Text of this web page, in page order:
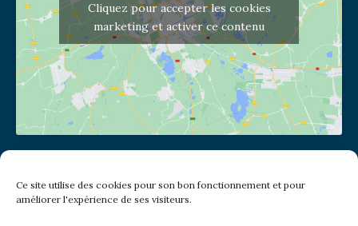
Ce site utilise des cookies pour son bon fonctionnement et pour
améliorer l'expérience de ses visiteurs.
Cliquez pour accepter les cookies
marketing et activer ce contenu
(pas de courrier à cette adresse)
2 place Jules Joffrin - 75018